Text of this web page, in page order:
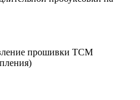
прошивки TCM